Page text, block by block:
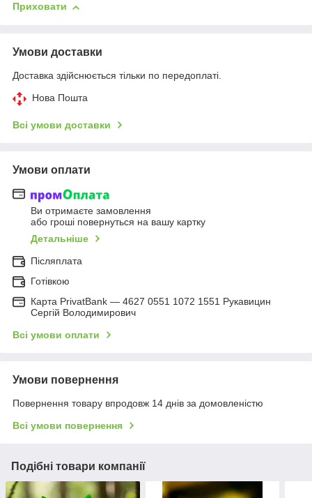
Приховати
Умови доставки
Доставка здійснюється тільки по передоплаті.
Нова Пошта
Всі умови доставки
Умови оплати
Ви отримаєте замовлення
або гроші повернуться на вашу картку
Детальніше
Післяплата
Готівкою
Карта PrivatBank — 4627 0551 1072 1551 Рукавицин
Сергій Володимирович
Всі умови оплати
Умови повернення
Повернення товару впродовж 14 днів за домовленістю
Всі умови повернення
Подібні товари компанії